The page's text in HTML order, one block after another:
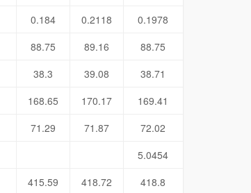
0.184 0.2118
0.1978
88.75 89.16
88.75
38.3 39.08
38.71
168.65 170.17
169.41
71.29 71.87
72.02
5.0454
415.59 418.72
418.8